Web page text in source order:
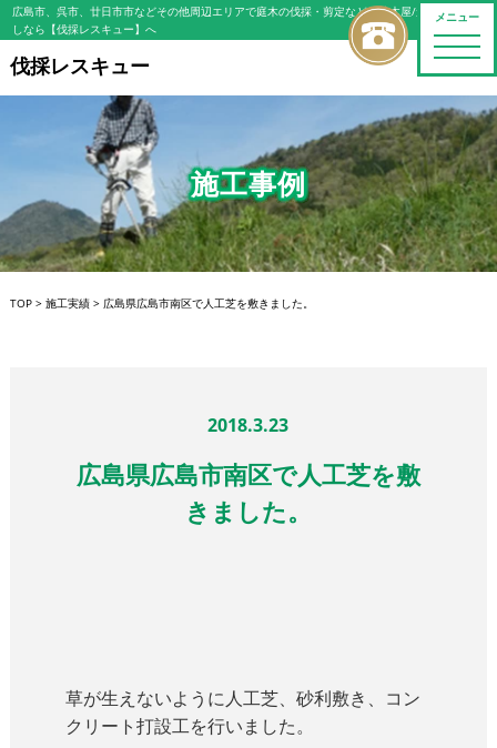
メニュー
toggle
広島市、呉市、廿日市市などその他周辺エリアで庭木の伐採・剪定などの植木屋/造園屋をお探
しなら【伐採レスキュー】へ
伐採レスキュー
施工事例
TOP> 施工実績> 広島県広島市南区で人工芝を敷きました。
2018.3.23
広島県広島市南区で人工芝を敷
きました。
草が生えないように人工芝、砂利敷き、コン
クリート打設工を行いました。